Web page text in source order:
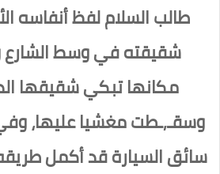
طالب السلام لفظ أنفاسه
شقيقته في وسط
مكانها تبكي شقيقها
وسقـ,ـطت مغشيا عليها،
سائق السيارة قد أكمل